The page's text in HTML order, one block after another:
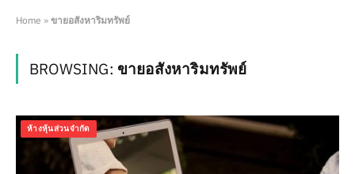
Home » ขายอสังหาริมทรัพย์
BROWSING: ขายอสังหาริมทรัพย์
ห้างหุ้นส่วนจำกัด